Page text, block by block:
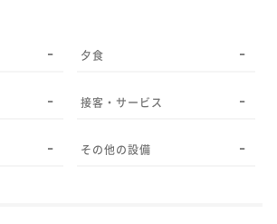
-
-
-
夕食 -
接客・サービス -
その他の設備 -